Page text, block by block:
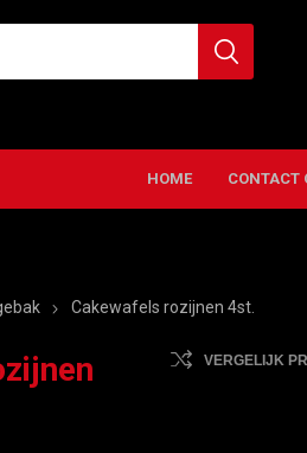
HOME CONTACT
Cakewafels rozijnen 4st.
VERGELIJK